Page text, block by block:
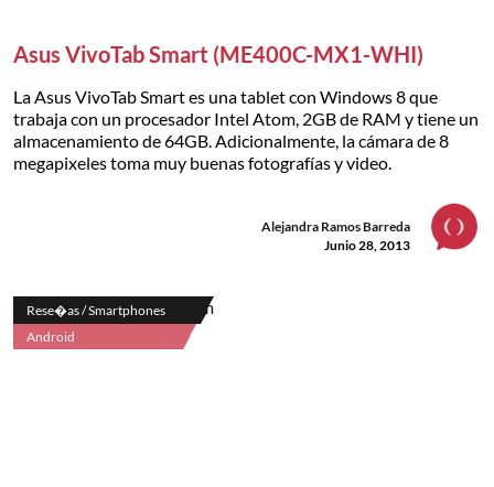
Asus VivoTab Smart (ME400C-MX1-WHI)
La Asus VivoTab Smart es una tablet con Windows 8 que
trabaja con un procesador Intel Atom, 2GB de RAM y tiene un
almacenamiento de 64GB. Adicionalmente, la cámara de 8
megapixeles toma muy buenas fotografías y video.
Alejandra Ramos Barreda
Junio 28, 2013
Rese�as / Smartphones
Android